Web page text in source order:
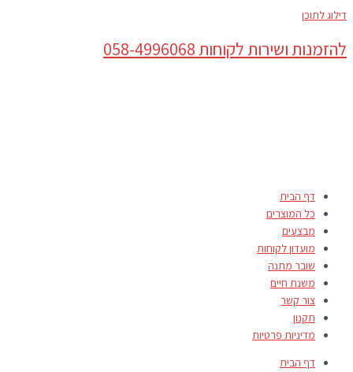
דילוג לתוכן
להזמנות ושירות לקוחות 058-4996068
דף הבית
כל המוצרים
מבצעים
מועדון לקוחות
שובר מתנה
משנת חיים
צור קשר
תקנון
מדיניות פרטיות
דף הבית